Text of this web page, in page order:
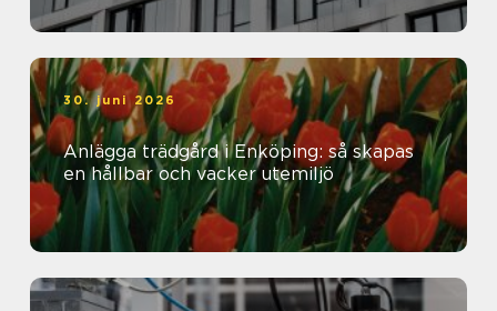
30. juni 2026
Anlägga trädgård i Enköping: så skapas
en hållbar och vacker utemiljö